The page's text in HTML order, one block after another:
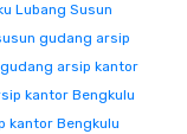
Lubang Susun
gudang arsip
arsip kantor
kantor Bengkulu
kantor Bengkulu